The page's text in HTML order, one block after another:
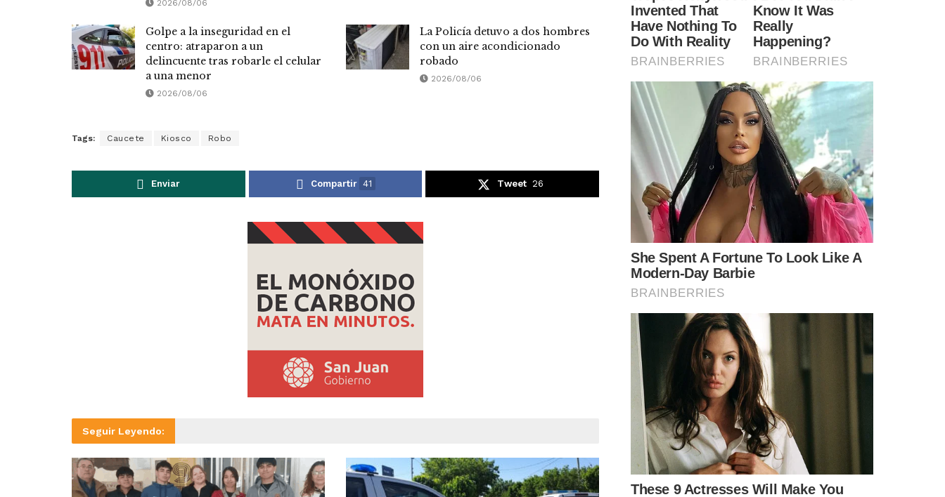
2026/08/06
Golpe a la inseguridad en el
centro: atraparon a un
delincuente tras robarle el celular
a una menor
2026/08/06
La Policía detuvo a dos hombres
con un aire acondicionado
robado
2026/08/06
Tags: Caucete Kiosco Robo
Enviar Compartir 41 Tweet 26
Seguir Leyendo: